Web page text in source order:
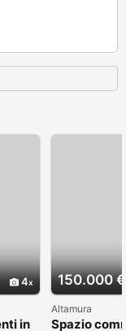
4
in
150.000 €
Altamura
Spazio